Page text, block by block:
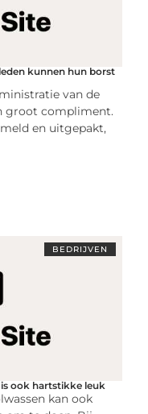
kunnen hun borst
van de
groot compliment.
en uitgepakt,
BEDRIJVEN
ook hartstikke leuk
kan ook